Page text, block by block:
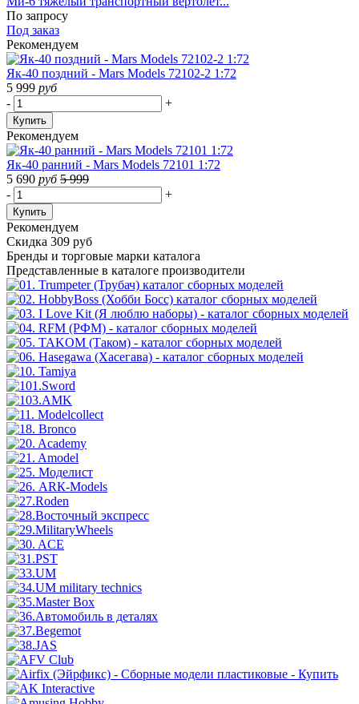
По запросу
Под заказ
Рекомендуем
Як-40 поздний - Mars Models 72102-2 1:72
5 999 руб
-
+
Купить
Рекомендуем
Як-40 ранний - Mars Models 72101 1:72
5 690 руб 5 999
-
+
Купить
Рекомендуем
Скидка 309 руб
Бренды и торговые марки каталога
Представленные в каталоге производители